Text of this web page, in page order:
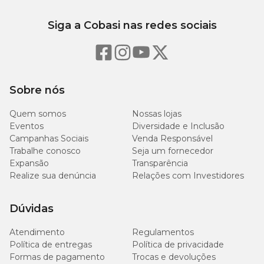
ingredientes:
: 10mg;
78,25mg.
cães com peso inferior a 3kg;
animais com doença hepática primária e/ou insuficiência
renal;
fêmeas gestantes ou em lactação ou cães destinados à
reprodução;
cachorro com quadro pré-existente de anemia.
Vetoryl 10mg: efeitos colaterais
O tratamento de hiperadrenocorticismo hipófise-dependente com
Vetoryl 10mgpode gerar algum tipo de efeito colateral no cão. Os
mais comuns são:
Sobre nós
Quem somos
Nossas lojas
Eventos
Diversidade e Inclusão
Campanhas Sociais
Venda Responsável
Trabalhe conosco
Seja um fornecedor
Expansão
Transparência
Realize sua denúncia
Relações com Investidores
Dúvidas
Atendimento
Regulamentos
Política de entregas
Política de privacidade
Formas de pagamento
Trocas e devoluções
Siga a Cobasi nas redes sociais